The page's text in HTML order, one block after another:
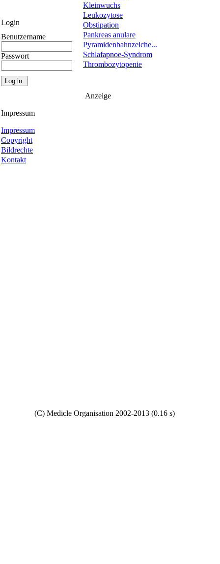
Login
Benutzername
Passwort
Impressum
Impressum
Copyright
Bildrechte
Kontakt
Kleinwuchs
Leukozytose
Obstipation
Pankreas anulare
Pyramidenbahnzeiche...
Schlafapnoe-Syndrom
Thrombozytopenie
Anzeige
(C) Medicle Organisation 2002-2013 (0.16 s)